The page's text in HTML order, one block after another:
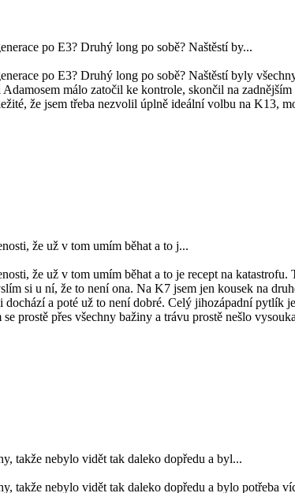
po E3? Druhý long po sobě? Naštěstí by...
po E3? Druhý long po sobě? Naštěstí byly
málo zatočil ke kontrole, skončil na
že jsem třeba nezvolil úplně ideální volbu na K13,
že už v tom umím běhat a to j...
že už v tom umím běhat a to je recept na
si u ní, že to není ona. Na K7 jsem jen kousek na
a poté už to není dobré. Celý jihozápadní pytlík
prostě přes všechny bažiny a trávu prostě nešlo
takže nebylo vidět tak daleko dopředu a byl...
takže nebylo vidět tak daleko dopředu a bylo potřeba